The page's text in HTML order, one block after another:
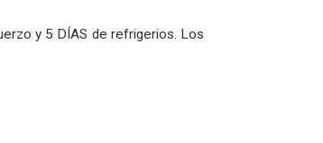
y 5 DÍAS de refrigerios. Los